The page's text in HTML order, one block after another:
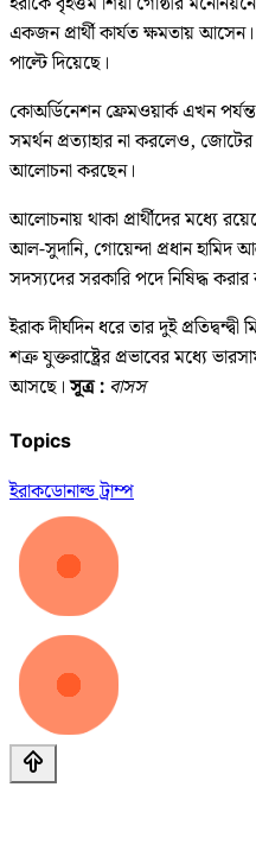
একজন প্রার্থী কার্যত ক্ষমতায় আসেন।
পাল্টে দিয়েছে।
কোঅর্ডিনেশন ফ্রেমওয়ার্ক এখন
সমর্থন প্রত্যাহার না করলেও, জোটের
আলোচনা করছেন।
আলোচনায় থাকা প্রার্থীদের মধ্যে
আল-সুদানি, গোয়েন্দা প্রধান হামিদ
সদস্যদের সরকারি পদে নিষিদ্ধ
ইরাক দীর্ঘদিন ধরে তার দুই
শত্রু যুক্তরাষ্ট্রের প্রভাবের মধ্যে
আসছে।সূত্র : বাসস
Topics
ইরাকডোনাল্ড ট্রাম্প